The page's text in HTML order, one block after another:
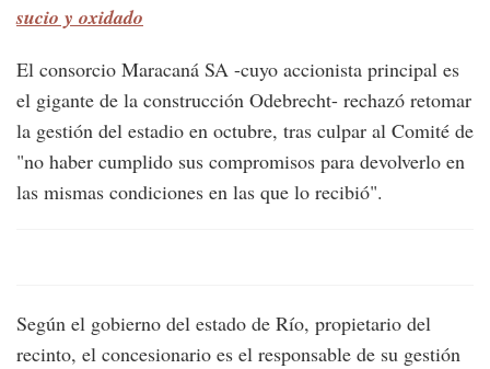
sucio y oxidado
El consorcio Maracaná SA -cuyo accionista principal es
el gigante de la construcción Odebrecht- rechazó retomar
la gestión del estadio en octubre, tras culpar al Comité de
"no haber cumplido sus compromisos para devolverlo en
las mismas condiciones en las que lo recibió".
Según el gobierno del estado de Río, propietario del
recinto, el concesionario es el responsable de su gestión